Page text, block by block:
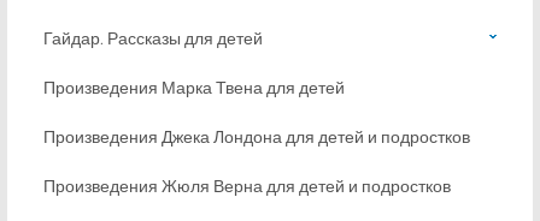
Гайдар. Рассказы для детей
Произведения Марка Твена для детей
Произведения Джека Лондона для детей и подростков
Произведения Жюля Верна для детей и подростков